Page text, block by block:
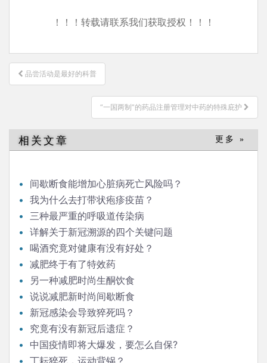
！！！转载请联系我们获取授权！！！
文
章
品尝活动是最好的科普
“一国两制”的药品注册管理对中药的特殊庇护
相关文章 更多 »
间歇断食能增加心脏病死亡风险吗？
我为什么去打带状疱疹疫苗？
三种最严重的呼吸道传染病
详解关于新冠溯源的四个关键问题
喝酒究竟对健康有没有好处？
减肥终于有了特效药
另一种减肥时尚生酮饮食
说说减肥新时尚间歇断食
新冠感染会导致猝死吗？
究竟有没有新冠后遗症？
中国疫情即将大爆发，要怎么自保?
丁耘猝死，运动背锅？